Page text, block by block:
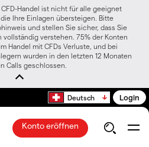
Handel ist nicht für alle geeignet
Ihre Einlagen übersteigen. Bitte
und stellen Sie sicher, dass Sie
verstehen. 75% der Konten
Handel mit CFDs Verluste, und bei
wurden in den letzten 12 Monaten
Calls geschlossen.
Deutsch Login
Konto eröffnen